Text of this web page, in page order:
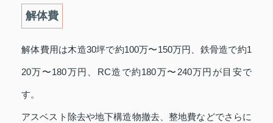
解体費
解体費用は木造30坪で約100万〜150万円、鉄骨造で約1
20万〜180万円、RC造で約180万〜240万円が目安で
す。
アスベスト除去や地下構造物撤去、整地費などでさらに